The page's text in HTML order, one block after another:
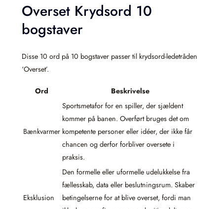
Overset Krydsord 10
bogstaver
Disse 10 ord på 10 bogstaver passer til krydsord-ledetråden
‘Overset’.
Ord Beskrivelse
Bænkvarmer
Sportsmetafor for en spiller, der sjældent
kommer på banen. Overført bruges det om
kompetente personer eller idéer, der ikke får
chancen og derfor forbliver oversete i
praksis.
Eksklusion
Den formelle eller uformelle udelukkelse fra
fællesskab, data eller beslutningsrum. Skaber
betingelserne for at blive overset, fordi man